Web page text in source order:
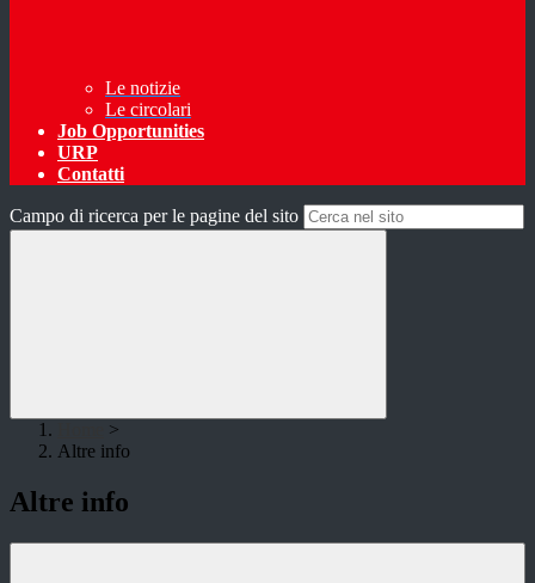
Le notizie
Le circolari
Job Opportunities
URP
Contatti
Campo di ricerca per le pagine del sito
>
Altre info
Altre info